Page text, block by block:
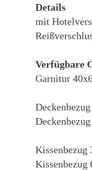
Details
mit
Verfügbare
Garnitur
Kissenbezug
Kissenbezug